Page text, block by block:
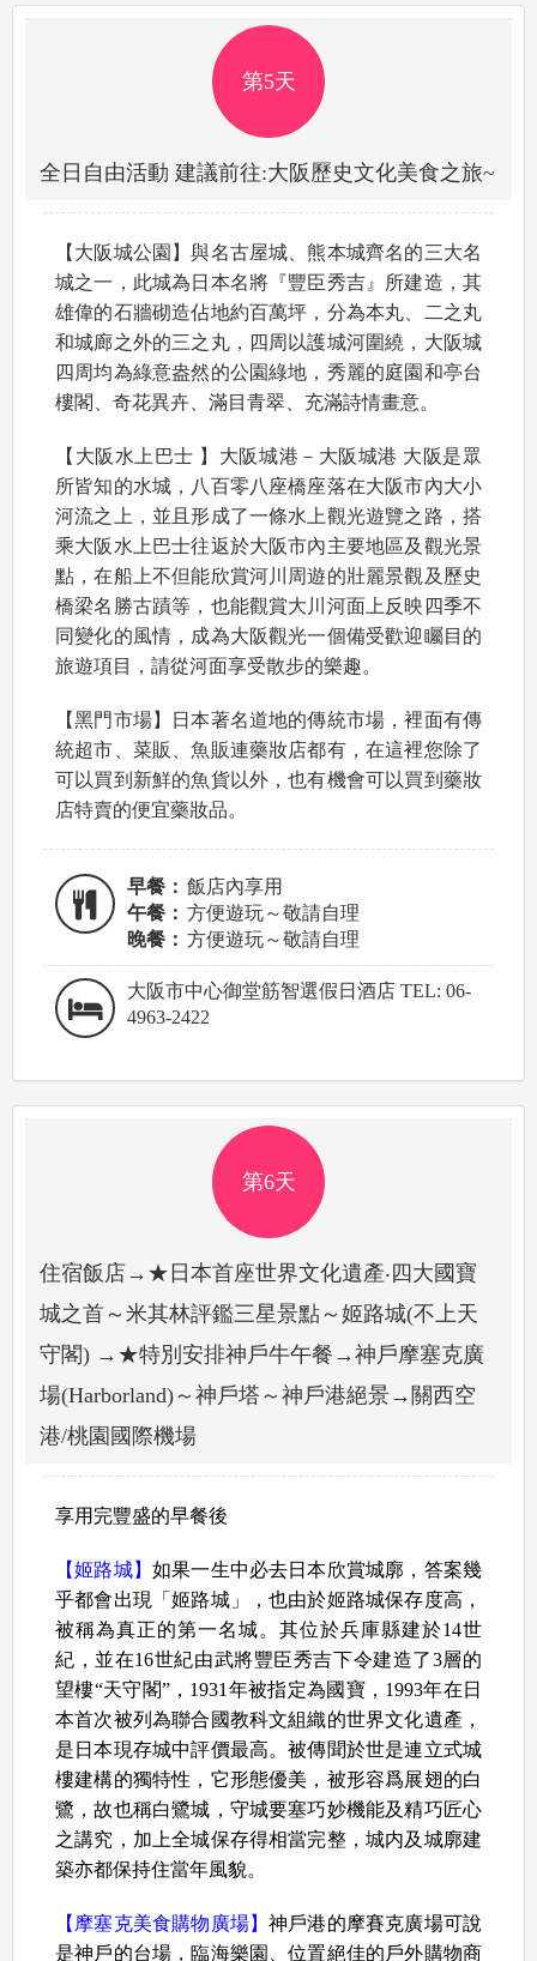
第5天
全日自由活動 建議前往:大阪歷史文化美食之旅~
【大阪城公園】與名古屋城、熊本城齊名的三大名
城之一，此城為日本名將『豐臣秀吉』所建造，其
雄偉的石牆砌造佔地約百萬坪，分為本丸、二之丸
和城廊之外的三之丸，四周以護城河圍繞，大阪城
四周均為綠意盎然的公園綠地，秀麗的庭園和亭台
樓閣、奇花異卉、滿目青翠、充滿詩情畫意。
【大阪水上巴士 】大阪城港－大阪城港 大阪是眾
所皆知的水城，八百零八座橋座落在大阪市內大小
河流之上，並且形成了一條水上觀光遊覽之路，搭
乘大阪水上巴士往返於大阪市內主要地區及觀光景
點，在船上不但能欣賞河川周遊的壯麗景觀及歷史
橋梁名勝古蹟等，也能觀賞大川河面上反映四季不
同變化的風情，成為大阪觀光一個備受歡迎矚目的
旅遊項目，請從河面享受散步的樂趣。
【黑門市場】日本著名道地的傳統市場，裡面有傳
統超市、菜販、魚販連藥妝店都有，在這裡您除了
可以買到新鮮的魚貨以外，也有機會可以買到藥妝
店特賣的便宜藥妝品。
早餐： 飯店內享用
午餐： 方便遊玩～敬請自理
晚餐： 方便遊玩～敬請自理
大阪市中心御堂筋智選假日酒店 TEL: 06-
4963-2422
第6天
住宿飯店→★日本首座世界文化遺產‧四大國寶
城之首～米其林評鑑三星景點～姬路城(不上天
守閣) →★特別安排神戶牛午餐→神戶摩塞克廣
場(Harborland)～神戶塔～神戶港絕景→關西空
港/桃園國際機場
享用完豐盛的早餐後
【姬路城】 如果一生中必去日本欣賞城廓，答案幾
乎都會出現「姬路城」，也由於姬路城保存度高，
被稱為真正的第一名城。其位於兵庫縣建於14世
紀，並在16世紀由武將豐臣秀吉下令建造了3層的
望樓“天守閣”，1931年被指定為國寶，1993年在日
本首次被列為聯合國教科文組織的世界文化遺產，
是日本現存城中評價最高。被傳聞於世是連立式城
樓建構的獨特性，它形態優美，被形容爲展翅的白
鷺，故也稱白鷺城，守城要塞巧妙機能及精巧匠心
之講究，加上全城保存得相當完整，城内及城廓建
築亦都保持住當年風貌。
【摩塞克美食購物廣場】神戶港的摩賽克廣場可說
是神戶的台場，臨海樂園、位置絕佳的戶外購物商